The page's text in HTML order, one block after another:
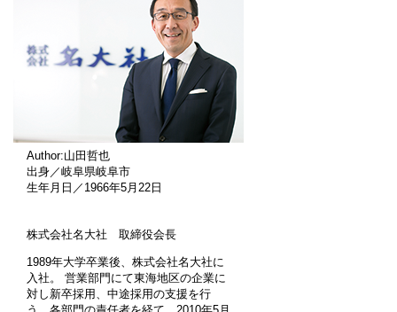
Author:山田哲也
出身／岐阜県岐阜市
生年月日／1966年5月22日
株式会社名大社 取締役会長
1989年大学卒業後、株式会社名大社に
入社。 営業部門にて東海地区の企業に
対し新卒採用、中途採用の支援を行